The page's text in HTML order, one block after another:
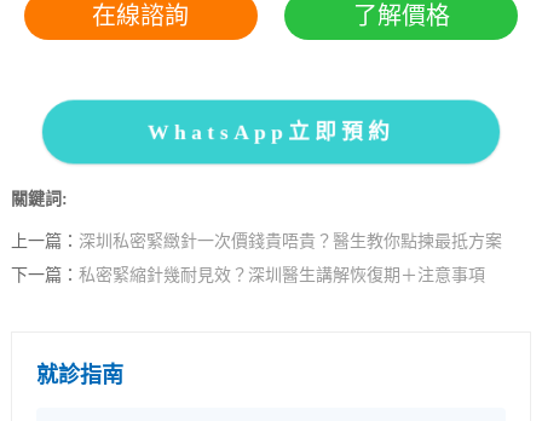
在線諮詢 了解價格
WhatsApp立即預約
關鍵詞:
上一篇： 深圳私密緊緻針一次價錢貴唔貴？醫生教你點揀最抵方案
下一篇： 私密緊縮針幾耐見效？深圳醫生講解恢復期＋注意事項
就診指南